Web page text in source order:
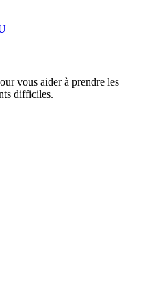
vous aider à prendre les
difficiles.